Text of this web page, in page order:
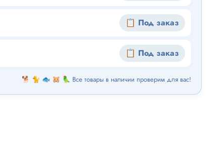
📋 Под заказ
📋 Под заказ
🐕 🐈 🐟 🐹 🦜 Все товары в наличии проверим для вас!